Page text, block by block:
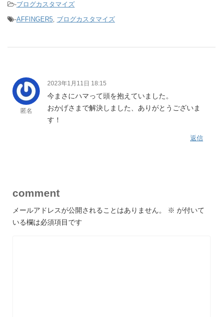
-ブログカスタマイズ
-AFFINGER5, ブログカスタマイズ
匿名
2023年1月11日 18:15
今まさにハマって頭を抱えていました。
おかげさまで解決しました、ありがとうございま
す！
返信
comment
メールアドレスが公開されることはありません。 ※ が付いて
いる欄は必須項目です